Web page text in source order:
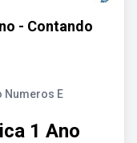
- Contando
Numeros E
1 Ano